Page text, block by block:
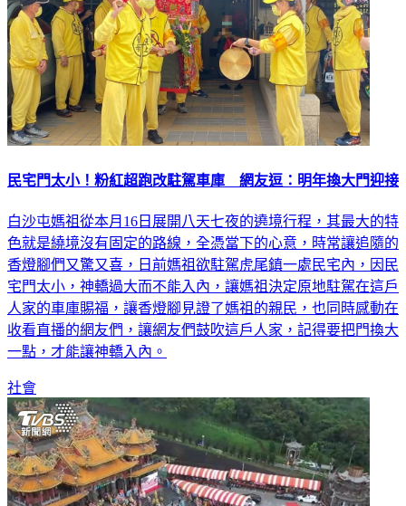
民宅門太小！粉紅超跑改駐駕車庫 網友逗：明年換大門迎接
白沙屯媽祖從本月16日展開八天七夜的遶境行程，其最大的特
色就是繞境沒有固定的路線，全憑當下的心意，時常讓追隨的
香燈腳們又驚又喜，日前媽祖欲駐駕虎尾鎮一處民宅內，因民
宅門太小，神轎過大而不能入內，讓媽祖決定原地駐駕在這戶
人家的車庫賜福，讓香燈腳見證了媽祖的親民，也同時感動在
收看直播的網友們，讓網友們鼓吹這戶人家，記得要把門換大
一點，才能讓神轎入內。
社會